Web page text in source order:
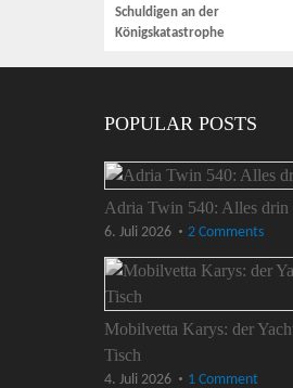
Schuldigen an der
Königskatastrophe
POPULAR POSTS
Adria Twin 540: Alles drin
6. Juli 2026 2 Comments
Mobilvetta Karys: der
Tisch
4. Juli 2026 1 Comment